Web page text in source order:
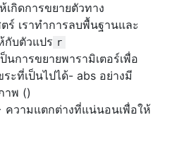
เกิดการขยายตัวทาง
ร์ เราทำการลบพื้นฐานและ
กับตัวแปร r
ป็นการขยายพารามิเตอร์เพื่อ
ระที่เป็นไปได้- abs อย่างมี
าพ ()
ความแตกต่างที่แน่นอนเพื่อให้